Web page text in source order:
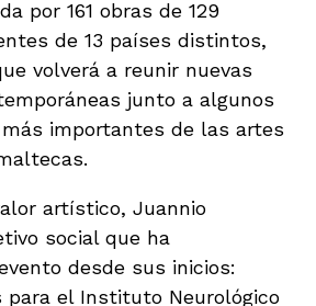
por 161 obras de 129
de 13 países distintos,
volverá a reunir nuevas
junto a algunos
importantes de las artes
artístico, Juannio
social que ha
desde sus inicios:
para el Instituto Neurológico